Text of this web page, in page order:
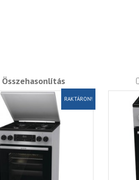
RAKTÁRON!